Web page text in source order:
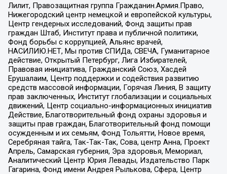
Лилит, Правозащитная группа Гражданин.Армия.Право,
Нижегородский центр немецкой и европейской культуры,
Центр гендерных исследований, Фонд защиты прав
граждан Штаб, Институт права и публичной политики,
Фонд борьбы с коррупцией, Альянс врачей,
НАСИЛИЮ.НЕТ, Мы против СПИДа, СВЕЧА, Гуманитарное
действие, Открытый Петербург, Лига Избирателей,
Правовая инициатива, Гражданский Союз, Хасдей
Ерушалаим, Центр поддержки и содействия развитию
средств массовой информации, Горячая Линия, В защиту
прав заключенных, Институт глобализации и социальных
движений, Центр социально-информационных инициатив
Действие, Благотворительный фонд охраны здоровья и
защиты прав граждан, Благотворительный фонд помощи
осужденным и их семьям, Фонд Тольятти, Новое время,
Серебряная тайга, Так-Так-Так, Сова, центр Анна, Проект
Апрель, Самарская губерния, Эра здоровья, Мемориал,
Аналитический Центр Юрия Левады, Издательство Парк
Гагарина, Фонд имени Андрея Рылькова, Сфера, Центр